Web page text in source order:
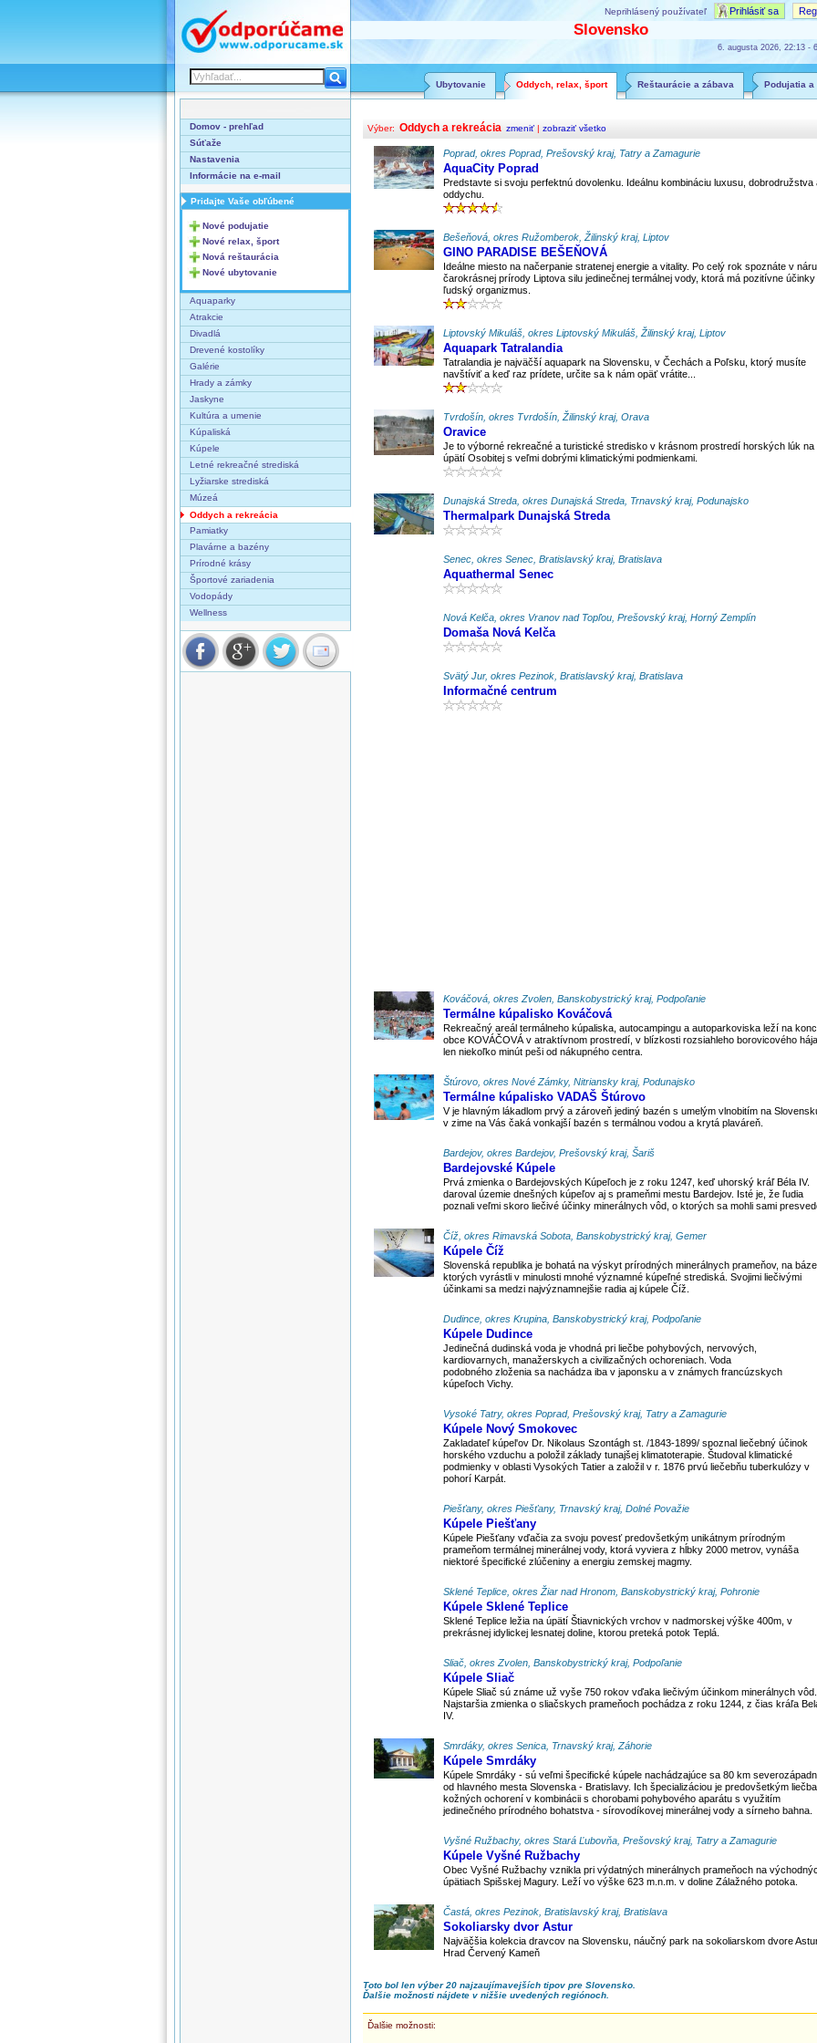
Neprihlásený používateľ Prihlásiť sa
Slovensko
6. augusta 2026, 22:13 -
Podujatia a
Reštaurácie a zábava
Oddych, relax, šport
Ubytovanie
Domov - prehľad
Súťaže
Nastavenia
Informácie na e-mail
Pridajte Vaše obľúbené
Nové podujatie
Nové relax, šport
Nová reštaurácia
Nové ubytovanie
Aquaparky
Atrakcie
Divadlá
Drevené kostolíky
Galérie
Hrady a zámky
Jaskyne
Kultúra a umenie
Kúpaliská
Kúpele
Letné rekreačné strediská
Lyžiarske strediská
Múzeá
Oddych a rekreácia
Pamiatky
Plavárne a bazény
Prírodné krásy
Športové zariadenia
Vodopády
Wellness
Výber: Oddych a rekreácia zmeniť | zobraziť všetko
Poprad, okres Poprad, Prešovský kraj, Tatry a Zamagurie
AquaCity Poprad
Predstavte si svoju perfektnú dovolenku. Ideálnu kombináciu luxusu, dobrodružstva
oddychu.
Bešeňová, okres Ružomberok, Žilinský kraj, Liptov
GINO PARADISE BEŠEŇOVÁ
Ideálne miesto na načerpanie stratenej energie a vitality. Po celý rok spoznáte v
čarokrásnej prírody Liptova silu jedinečnej termálnej vody, ktorá má pozitívne účinky
ľudský organizmus.
Liptovský Mikuláš, okres Liptovský Mikuláš, Žilinský kraj, Liptov
Aquapark Tatralandia
Tatralandia je najväčší aquapark na Slovensku, v Čechách a Poľsku, ktorý musíte
navštíviť a keď raz prídete, určite sa k nám opäť vrátite...
Tvrdošín, okres Tvrdošín, Žilinský kraj, Orava
Oravice
Je to výborné rekreačné a turistické stredisko v krásnom prostredí horských lúk na
úpätí Osobitej s veľmi dobrými klimatickými podmienkami.
Dunajská Streda, okres Dunajská Streda, Trnavský kraj, Podunajsko
Thermalpark Dunajská Streda
Senec, okres Senec, Bratislavský kraj, Bratislava
Aquathermal Senec
Nová Kelča, okres Vranov nad Topľou, Prešovský kraj, Horný Zemplín
Domaša Nová Kelča
Svätý Jur, okres Pezinok, Bratislavský kraj, Bratislava
Informačné centrum
Kováčová, okres Zvolen, Banskobystrický kraj, Podpoľanie
Termálne kúpalisko Kováčová
Rekreačný areál termálneho kúpaliska, autocampingu a autoparkoviska leží na
obce KOVÁČOVÁ v atraktívnom prostredí, v blízkosti rozsiahleho borovicového hája,
len niekoľko minút peši od nákupného centra.
Štúrovo, okres Nové Zámky, Nitriansky kraj, Podunajsko
Termálne kúpalisko VADAŠ Štúrovo
V je hlavným lákadlom prvý a zároveň jediný bazén s umelým vlnobitím na
v zime na Vás čaká vonkajší bazén s termálnou vodou a krytá plaváreň.
Bardejov, okres Bardejov, Prešovský kraj, Šariš
Bardejovské Kúpele
Prvá zmienka o Bardejovských Kúpeľoch je z roku 1247, keď uhorský kráľ Béla IV.
daroval územie dnešných kúpeľov aj s prameňmi mestu Bardejov. Isté je, že ľudia
poznali veľmi skoro liečivé účinky minerálnych vôd, o ktorých sa mohli sami
Číž, okres Rimavská Sobota, Banskobystrický kraj, Gemer
Kúpele Číž
Slovenská republika je bohatá na výskyt prírodných minerálnych prameňov, na báze
ktorých vyrástli v minulosti mnohé významné kúpeľné strediská. Svojimi liečivými
účinkami sa medzi najvýznamnejšie radia aj kúpele Číž.
Dudince, okres Krupina, Banskobystrický kraj, Podpoľanie
Kúpele Dudince
Jedinečná dudinská voda je vhodná pri liečbe pohybových, nervových,
kardiovarnych, manažerskych a civilizačných ochoreniach. Voda
podobného zloženia sa nachádza iba v japonsku a v známych francúzskych
kúpeľoch Vichy.
Vysoké Tatry, okres Poprad, Prešovský kraj, Tatry a Zamagurie
Kúpele Nový Smokovec
Zakladateľ kúpel'ov Dr. Nikolaus Szontágh st. /1843-1899/ spoznal liečebný účinok
horského vzduchu a položil základy tunajšej klimatoterapie. Študoval klimatické
podmienky v oblasti Vysokých Tatier a založil v r. 1876 prvú liečebňu tuberkulózy v
pohorí Karpát.
Piešťany, okres Piešťany, Trnavský kraj, Dolné Považie
Kúpele Piešťany
Kúpele Piešťany vďačia za svoju povesť predovšetkým unikátnym prírodným
prameňom termálnej minerálnej vody, ktorá vyviera z hĺbky 2000 metrov, vynáša
niektoré špecifické zlúčeniny a energiu zemskej magmy.
Sklené Teplice, okres Žiar nad Hronom, Banskobystrický kraj, Pohronie
Kúpele Sklené Teplice
Sklené Teplice ležia na úpätí Štiavnických vrchov v nadmorskej výške 400m, v
prekrásnej idylickej lesnatej doline, ktorou preteká potok Teplá.
Sliač, okres Zvolen, Banskobystrický kraj, Podpoľanie
Kúpele Sliač
Kúpele Sliač sú známe už vyše 750 rokov vďaka liečivým účinkom minerálnych vôd.
Najstaršia zmienka o sliačskych prameňoch pochádza z roku 1244, z čias kráľa
IV.
Smrdáky, okres Senica, Trnavský kraj, Záhorie
Kúpele Smrdáky
Kúpele Smrdáky - sú veľmi špecifické kúpele nachádzajúce sa 80 km
od hlavného mesta Slovenska - Bratislavy. Ich špecializáciou je predovšetkým liečba
kožných ochorení v kombinácii s chorobami pohybového aparátu s využitím
jedinečného prírodného bohatstva - sírovodíkovej minerálnej vody a sírneho bahna.
Vyšné Ružbachy, okres Stará Ľubovňa, Prešovský kraj, Tatry a Zamagurie
Kúpele Vyšné Ružbachy
Obec Vyšné Ružbachy vznikla pri výdatných minerálnych prameňoch na
úpätiach Spišskej Magury. Leží vo výške 623 m.n.m. v doline Zálažného potoka.
Častá, okres Pezinok, Bratislavský kraj, Bratislava
Sokoliarsky dvor Astur
Najväčšia kolekcia dravcov na Slovensku, náučný park na sokoliarskom dvore
Hrad Červený Kameň
Toto bol len výber 20 najzaujímavejších tipov pre Slovensko.
Ďalšie možnosti nájdete v nižšie uvedených regiónoch.
Ďalšie možnosti: